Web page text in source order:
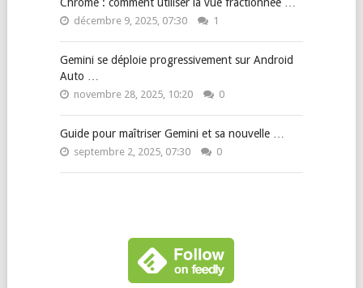
Chrome : comment utiliser la vue fractionnée …
décembre 9, 2025, 07:30 1
Gemini se déploie progressivement sur Android
Auto …
novembre 28, 2025, 10:20 0
Guide pour maîtriser Gemini et sa nouvelle …
septembre 2, 2025, 07:30 0